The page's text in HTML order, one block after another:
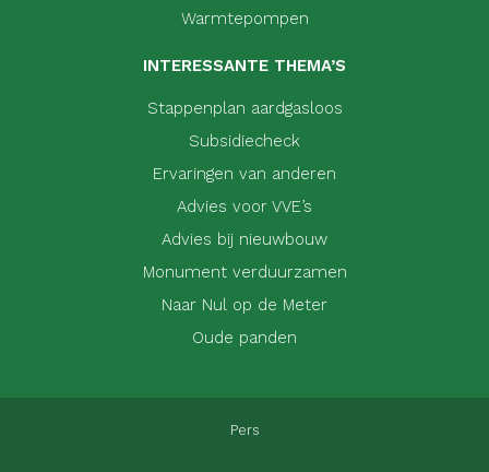
Warmtepompen
INTERESSANTE THEMA’S
Stappenplan aardgasloos
Subsidiecheck
Ervaringen van anderen
Advies voor VVE’s
Advies bij nieuwbouw
Monument verduurzamen
Naar Nul op de Meter
Oude panden
Pers